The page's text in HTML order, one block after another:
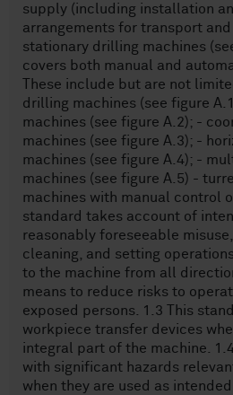
supply (including installation
arrangements for transport
stationary drilling machines
covers both manual and
These include but are not
drilling machines (see figure
machines (see figure A.2); -
machines (see figure A.3); -
machines (see figure A.4); -
machines (see figure A.5) -
machines with manual control
standard takes account of
reasonably foreseeable
cleaning, and setting
to the machine from all
means to reduce risks to
exposed persons. 1.3 This
workpiece transfer devices
integral part of the machine.
with significant hazards
when they are used as